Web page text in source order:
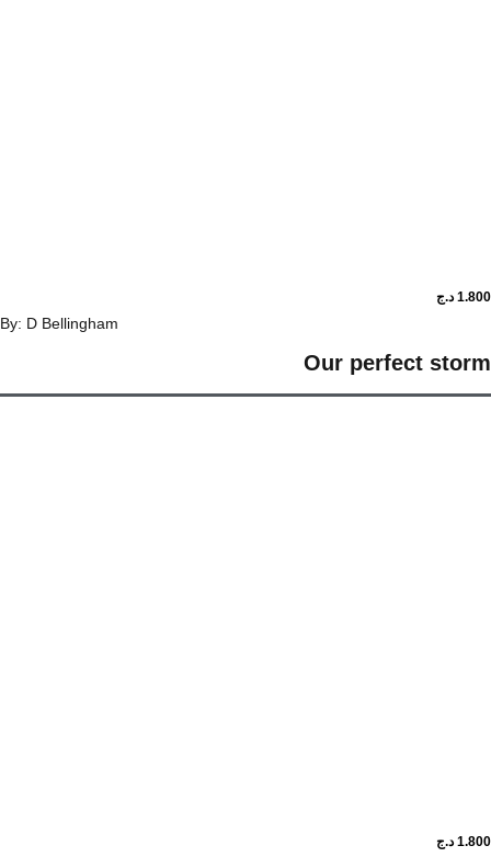
د.ج
By: D Bellingham
Our perfect
د.ج